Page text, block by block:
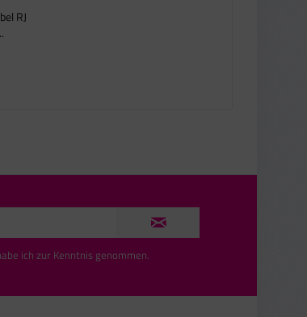
RJ
ich zur Kenntnis genommen.